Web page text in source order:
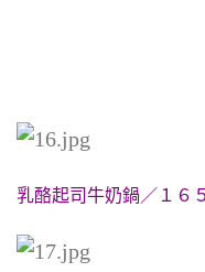
乳酪起司牛奶鍋／１６